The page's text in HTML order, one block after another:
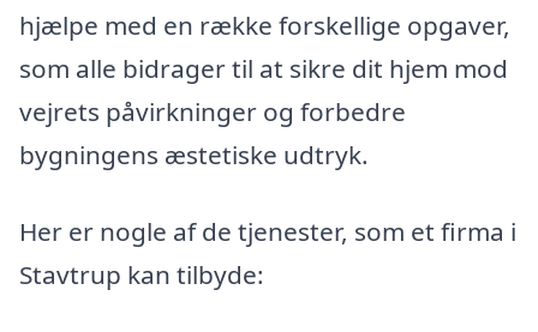
hjælpe med en række forskellige opgaver,
som alle bidrager til at sikre dit hjem mod
vejrets påvirkninger og forbedre
bygningens æstetiske udtryk.
Her er nogle af de tjenester, som et firma i
Stavtrup kan tilbyde: